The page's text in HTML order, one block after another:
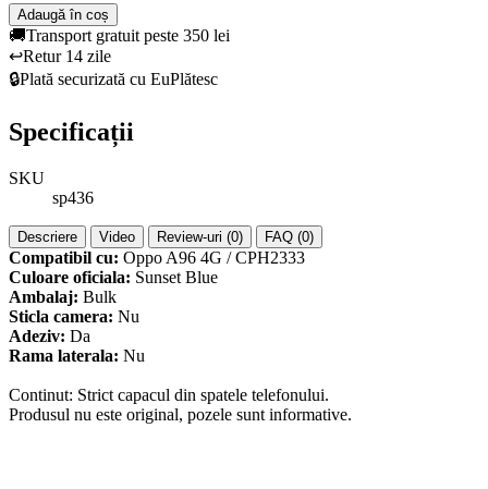
Adaugă în coș
🚚Transport gratuit peste 350 lei
↩️Retur 14 zile
🔒Plată securizată cu EuPlătesc
Specificații
SKU
sp436
Descriere Video Review-uri (0) FAQ (0)
Compatibil cu: Oppo A96 4G / CPH2333
Culoare oficiala: Sunset Blue
Ambalaj: Bulk
Sticla camera: Nu
Adeziv: Da
Rama laterala: Nu
Continut: Strict capacul din spatele telefonului.
Produsul nu este original, pozele sunt informative.